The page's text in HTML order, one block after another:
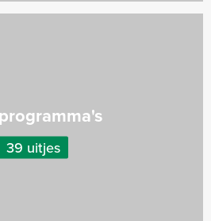
39 uitjes